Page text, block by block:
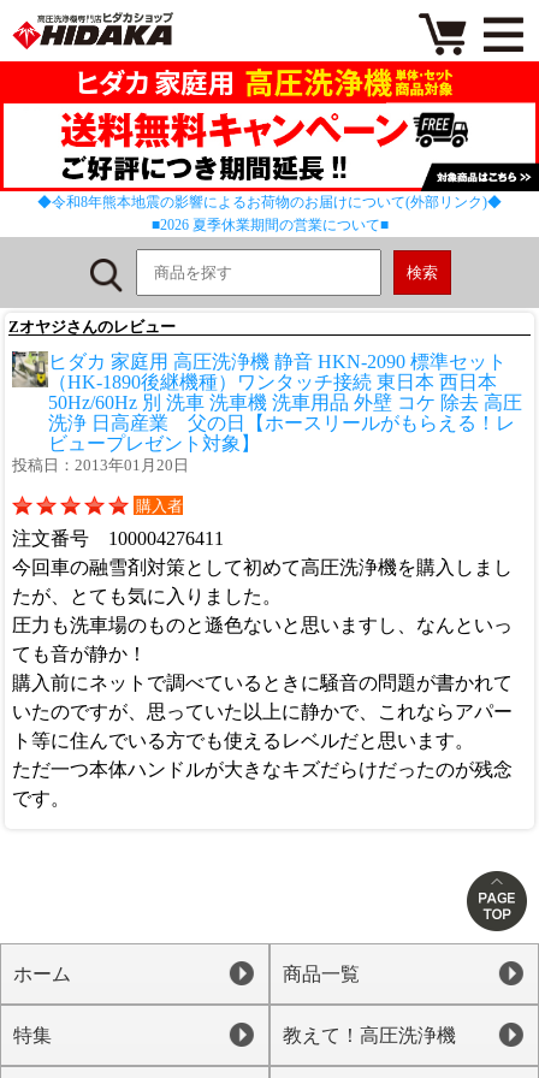
◆令和8年熊本地震の影響によるお荷物のお届けについて(外部リンク)◆
■2026 夏季休業期間の営業について■
Zオヤジさんのレビュー
ヒダカ 家庭用 高圧洗浄機 静音 HKN-2090 標準セット
（HK-1890後継機種）ワンタッチ接続 東日本 西日本
50Hz/60Hz 別 洗車 洗車機 洗車用品 外壁 コケ 除去 高圧
洗浄 日高産業 父の日【ホースリールがもらえる！レ
ビュープレゼント対象】
投稿日：2013年01月20日
購入者
注文番号 100004276411
今回車の融雪剤対策として初めて高圧洗浄機を購入しまし
たが、とても気に入りました。
圧力も洗車場のものと遜色ないと思いますし、なんといっ
ても音が静か！
購入前にネットで調べているときに騒音の問題が書かれて
いたのですが、思っていた以上に静かで、これならアパー
ト等に住んでいる方でも使えるレベルだと思います。
ただ一つ本体ハンドルが大きなキズだらけだったのが残念
です。
ホーム 商品一覧
特集 教えて！高圧洗浄機